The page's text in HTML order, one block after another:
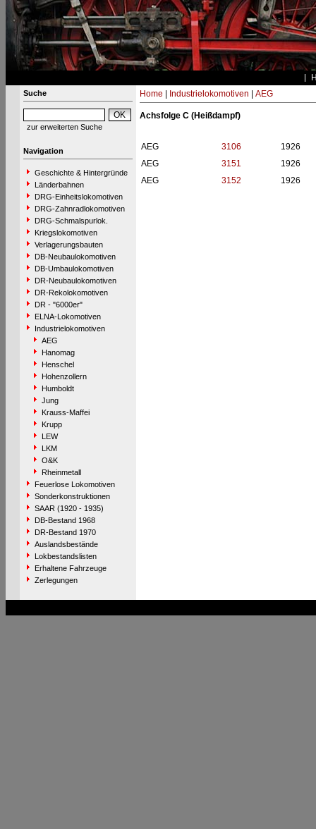
Suche
zur erweiterten Suche
Navigation
Geschichte & Hintergründe
Länderbahnen
DRG-Einheitslokomotiven
DRG-Zahnradlokomotiven
DRG-Schmalspurlok.
Kriegslokomotiven
Verlagerungsbauten
DB-Neubaulokomotiven
DB-Umbaulokomotiven
DR-Neubaulokomotiven
DR-Rekolokomotiven
DR - "6000er"
ELNA-Lokomotiven
Industrielokomotiven
AEG
Hanomag
Henschel
Hohenzollern
Humboldt
Jung
Krauss-Maffei
Krupp
LEW
LKM
O&K
Rheinmetall
Feuerlose Lokomotiven
Sonderkonstruktionen
SAAR (1920 - 1935)
DB-Bestand 1968
DR-Bestand 1970
Auslandsbestände
Lokbestandslisten
Erhaltene Fahrzeuge
Zerlegungen
Home Industrielokomotiven AEG
Achsfolge C (Heißdampf)
AEG 3106
1926
AEG
3151
1926
AEG
3152 1926